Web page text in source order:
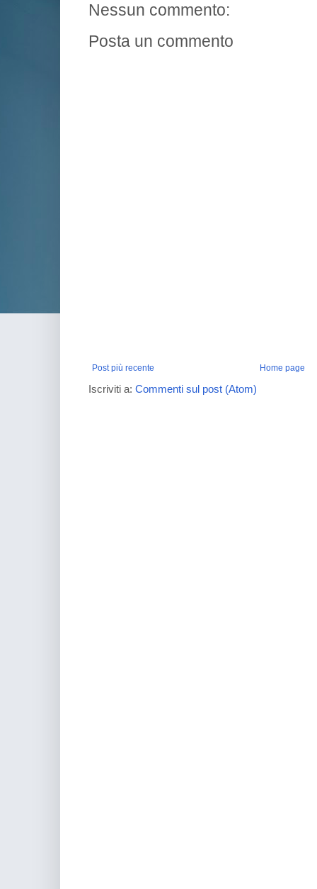
Nessun commento:
Posta un commento
Post più recente Home page
Iscriviti a: Commenti sul post (Atom)